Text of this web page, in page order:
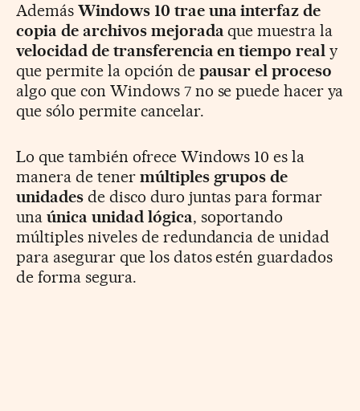
Además Windows 10 trae una interfaz de
copia de archivos mejorada que muestra la
velocidad de transferencia en tiempo real y
que permite la opción de pausar el proceso
algo que con Windows 7 no se puede hacer ya
que sólo permite cancelar.
Lo que también ofrece Windows 10 es la
manera de tener múltiples grupos de
unidadesde disco duro juntas para formar
una única unidad lógica, soportando
múltiples niveles de redundancia de unidad
para asegurar que los datos estén guardados
de forma segura.